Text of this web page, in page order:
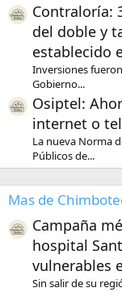
Contraloría:
del doble y
establecido
Inversiones
Gobierno...
Osiptel:
internet o
La nueva Norma
Públicos de...
Mas de
Campaña
hospital
vulnerables
Sin salir de su